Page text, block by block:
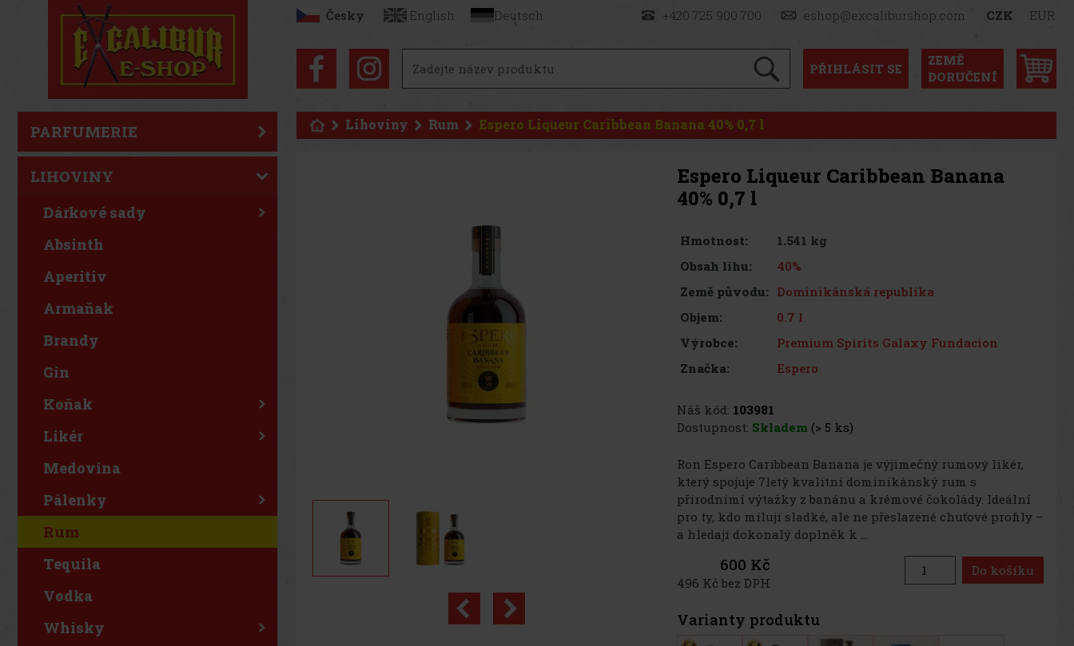
Česky English Deutsch +420 725 900 700 eshop@excaliburshop.com CZK EUR
PŘIHLÁSIT SE
ZEMĚ
DORUČENÍ
PARFUMERIE
LIHOVINY
Dárkové sady
Absinth
Aperitiv
Armaňak
Brandy
Gin
Koňak
Likér
Medovina
Pálenky
Rum
Tequila
Vodka
Whisky
Lihoviny Rum Espero Liqueur Caribbean Banana 40% 0,7 l
Espero Liqueur Caribbean Banana
40% 0,7 l
Hmotnost:
1.541 kg
Obsah lihu:
40%
Země původu: Dominikánská republika
Objem:
0.7 l
Výrobce:
Premium Spirits Galaxy Fundacion
Značka:
Espero
Náš kód: 103981
Dostupnost: Skladem (> 5 ks)
Ron Espero Caribbean Banana je výjimečný rumový likér,
který spojuje 7letý kvalitní dominikánský rum s
přírodními výtažky z banánu a krémové čokolády. Ideální
pro ty, kdo milují sladké, ale ne přeslazené chuťové profily –
a hledají dokonalý doplněk k ...
600 Kč
496 Kč bez DPH
Do košíku
Varianty produktu